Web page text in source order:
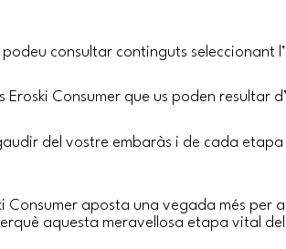
consultar continguts seleccionant
Consumer que us poden resultar
del vostre embaràs i de cada
aposta una vegada més per
aquesta meravellosa etapa vital